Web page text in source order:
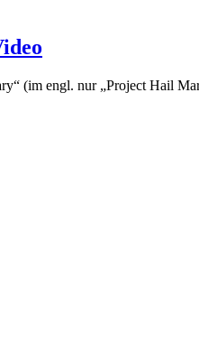
(im engl. nur „Project Hail